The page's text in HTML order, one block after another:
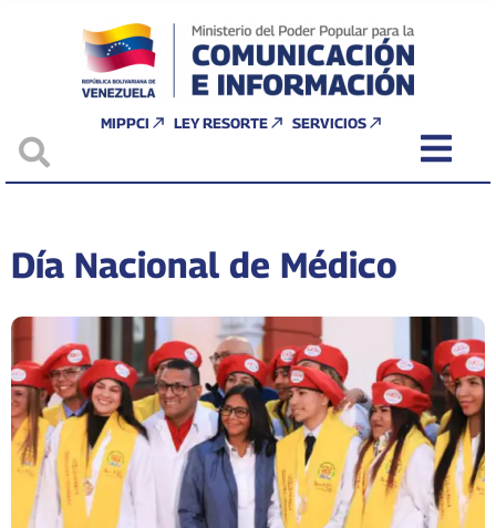
MIPPCI LEY RESORTE SERVICIOS
Día Nacional de Médico